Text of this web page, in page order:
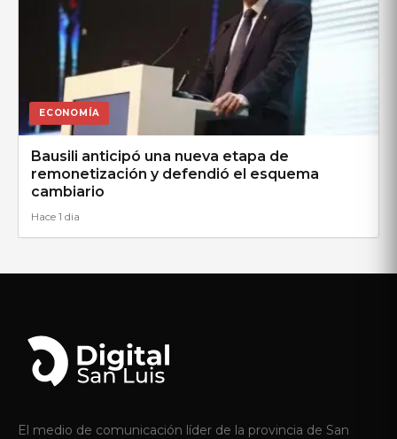
ECONOMÍA
Bausili anticipó una nueva etapa de
remonetización y defendió el esquema
cambiario
Hace 1 dia
El medio de comunicación líder de la provincia de San